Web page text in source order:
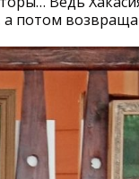
потом